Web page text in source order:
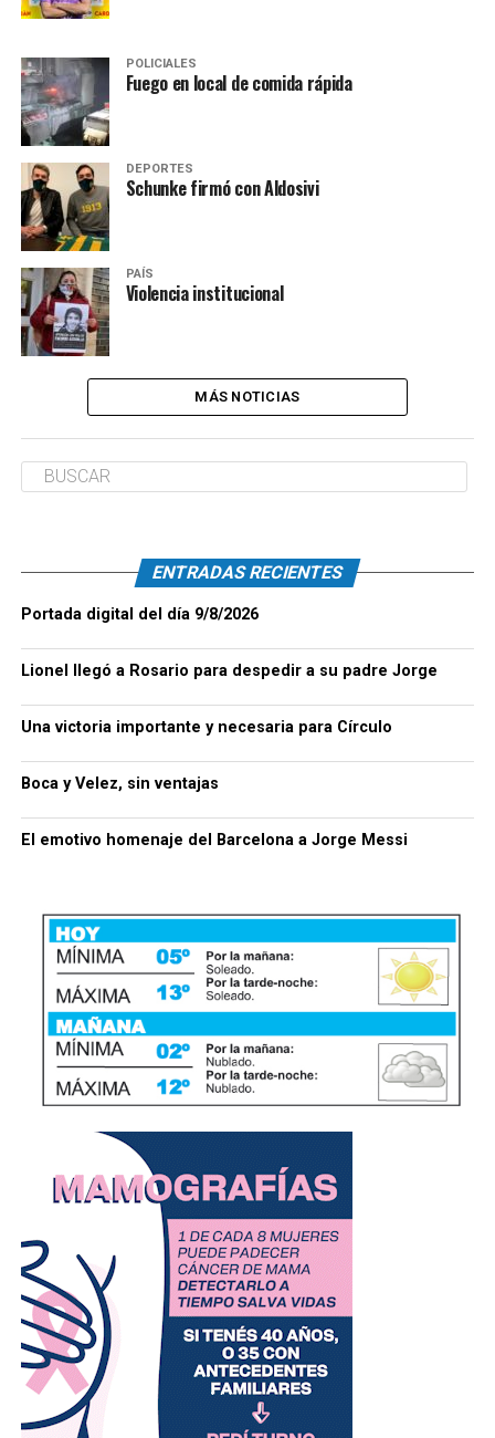
POLICIALES
Fuego en local de comida rápida
DEPORTES
Schunke firmó con Aldosivi
PAÍS
Violencia institucional
MÁS NOTICIAS
ENTRADAS RECIENTES
Portada digital del día 9/8/2026
Lionel llegó a Rosario para despedir a su padre Jorge
Una victoria importante y necesaria para Círculo
Boca y Velez, sin ventajas
El emotivo homenaje del Barcelona a Jorge Messi